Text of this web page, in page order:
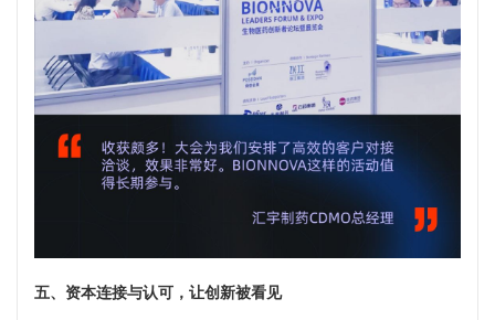
五、资本连接与认可，让创新被看见